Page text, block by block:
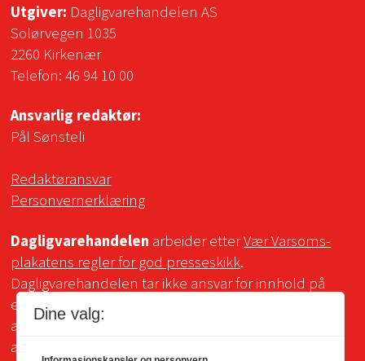
Utgiver: Dagligvarehandelen AS
Solørvegen 1035
2260 Kirkenær
Telefon:46 94 10 00
Ansvarlig redaktør:
Pål Sønsteli
Redaktøransvar
Personvernerklæring
Dagligvarehandelen arbeider etterVær Varsoms-
plakatens regler for god presseskikk.
Dagligvarehandelen tar ikke ansvar for innhold på
eksterne sider som det lenkes til. Kopiering for bruk
av Dagligvarehandelens materiale er ikke tillatt uten
avtale.
Dine valg: